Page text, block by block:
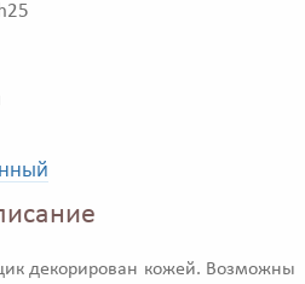
декорирован кожей. Возможны